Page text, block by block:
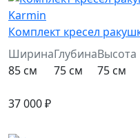
Комплект кресел
Ширина
85 см
Глубина
75 см
Высота
75 см
37 000 ₽